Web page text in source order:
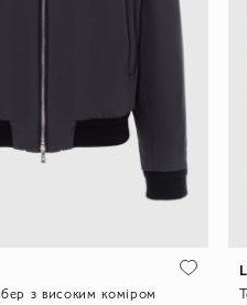
з високим коміром